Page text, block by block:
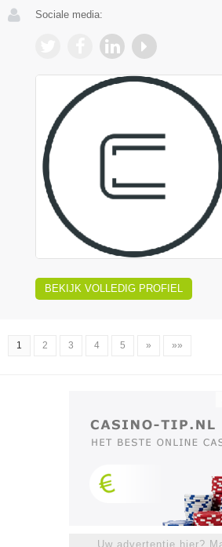
Sociale media:
BEKIJK VOLLEDIG PROFIEL
1 2 3 4 5 » »»
Uw advertentie hier?